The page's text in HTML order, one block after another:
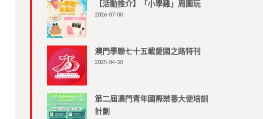
【活動推介】「小學雞」周圍玩
2026-07-08
澳門學聯七十五載愛國之路特刊
2025-04-30
第二屆澳門青年國際禁毒大使培訓
計劃